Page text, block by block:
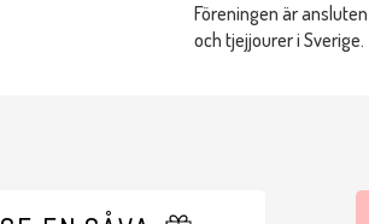
Föreningen är
och tjejjourer i Sverige.